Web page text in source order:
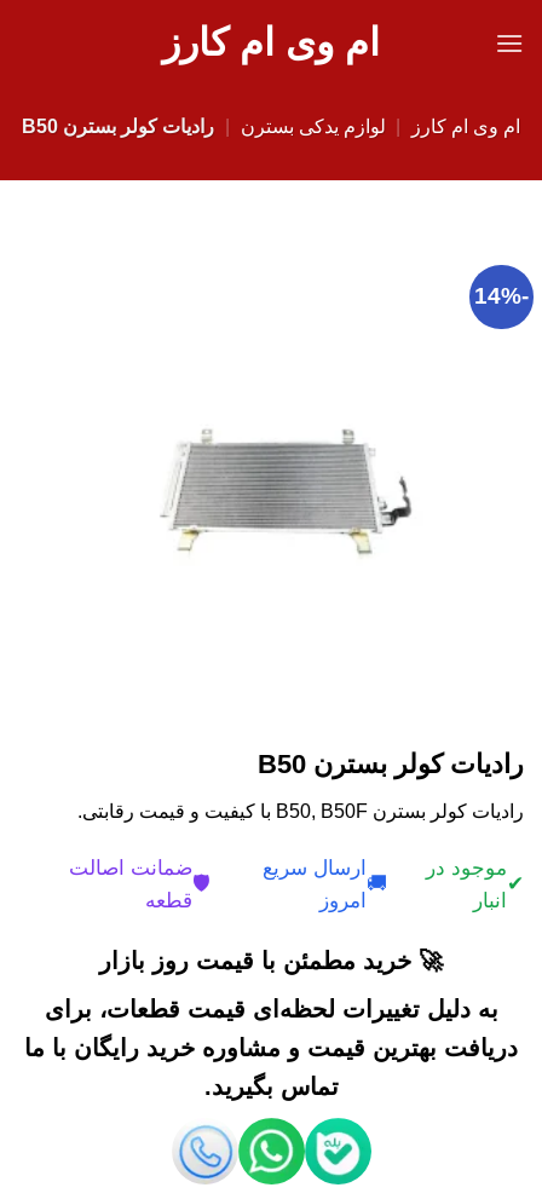
ام وی ام کارز
ام وی ام کارز لوازم یدکی بسترن رادیات کولر بسترن B50
-14%
رادیات کولر بسترن B50
رادیات کولر بسترن B50, B50F با کیفیت و قیمت رقابتی.
✔
موجود در
انبار
🚚
ارسال سریع
امروز
🛡️
ضمانت اصالت
قطعه
🚀 خرید مطمئن با قیمت روز بازار
به دلیل تغییرات لحظه‌ای قیمت قطعات، برای
دریافت بهترین قیمت و مشاوره خرید رایگان با ما
تماس بگیرید.